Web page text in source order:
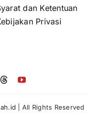
dan Ketentuan
Privasi
| All Rights Reserved